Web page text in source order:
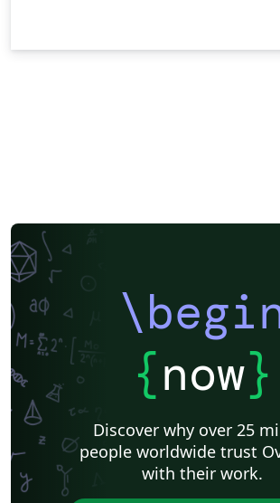
{now}
Discover why over 25
people worldwide trust
with their work.